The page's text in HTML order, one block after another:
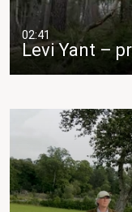
02:41
Levi Yant –